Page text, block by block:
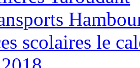
scolaires le